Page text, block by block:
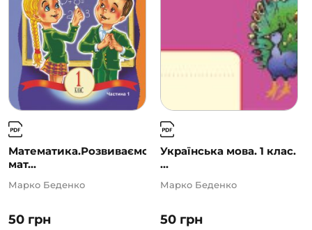
Математика.Розвиваємо
мат...
50 грн
Марко Беденко
Українська мова. 1 клас.
...
50 грн
Марко Беденко